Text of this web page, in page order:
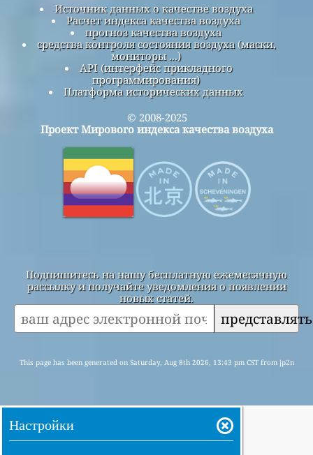
Источник данных о качестве воздуха
Расчет индекса качества воздуха
прогноз качества воздуха
средства контроля состояния воздуха (маски,
мониторы ...)
API (интерфейс прикладного
программирования)
Платформа исторических данных
© 2008-2025
Проект Мирового индекса качества воздуха
Подпишитесь на нашу бесплатную ежемесячную
рассылку и получайте уведомления о появлении
новых статей.
This page has been generated on Saturday, Aug 8th 2026, 13:43 pm CST from jp2n
Настройки